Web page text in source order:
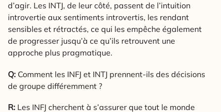
d’agir. Les INTJ, de leur côté, passent de l’intuition
introvertie aux sentiments introvertis, les rendant
sensibles et rétractés, ce qui les empêche également
de progresser jusqu’à ce qu’ils retrouvent une
approche plus pragmatique.
Q: Comment les INFJ et INTJ prennent-ils des décisions
de groupe différemment ?
R: Les INFJ cherchent à s’assurer que tout le monde